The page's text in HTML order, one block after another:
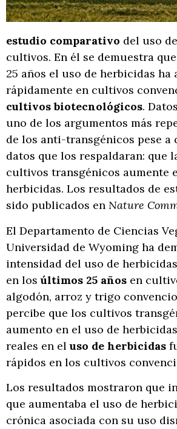
estudio comparativo del uso
cultivos. En él se demuestra
25 años el uso de herbicidas ha
rápidamente en cultivos
cultivos biotecnológicos.
uno de los argumentos más
de los anti-transgénicos pese a
datos que los respaldaran: que
cultivos transgénicos aumente
herbicidas. Los resultados de
sido publicados en Nature
El Departamento de Ciencias
Universidad de Wyoming ha
intensidad del uso de
en losúltimos 25 años en
algodón, arroz y trigo
percibe que los cultivos
aumento en el uso de
reales en eluso de herbicidas
rápidos en los cultivos
Los resultados mostraron que
que aumentaba el uso de
crónica asociada con su uso